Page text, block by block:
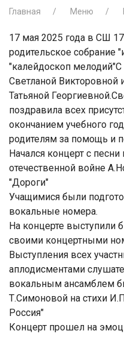
Главная Меню
17 мая 2025 года в СШ
родительское собрание
"калейдоскоп
Светланой Викторовной
Татьяной
поздравила всех
окончанием учебного
родителям за помощь и
Начался концерт с
отечественной войне
"Дороги"
Учащимися были
вокальные номера.
На концерте
своими концертными
Выступления всех
аплодисментами
вокальным ансамблем
Т.Симоновой на стихи
Россия"
Концерт прошел на